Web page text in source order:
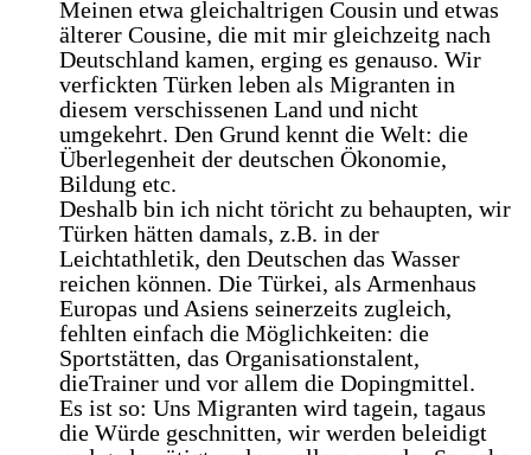
Meinen etwa gleichaltrigen Cousin und etwas
älterer Cousine, die mit mir gleichzeitg nach
Deutschland kamen, erging es genauso. Wir
verfickten Türken leben als Migranten in
diesem verschissenen Land und nicht
umgekehrt. Den Grund kennt die Welt: die
Überlegenheit der deutschen Ökonomie,
Bildung etc.
Deshalb bin ich nicht töricht zu behaupten, wir
Türken hätten damals, z.B. in der
Leichtathletik, den Deutschen das Wasser
reichen können. Die Türkei, als Armenhaus
Europas und Asiens seinerzeits zugleich,
fehlten einfach die Möglichkeiten: die
Sportstätten, das Organisationstalent,
dieTrainer und vor allem die Dopingmittel.
Es ist so: Uns Migranten wird tagein, tagaus
die Würde geschnitten, wir werden beleidigt